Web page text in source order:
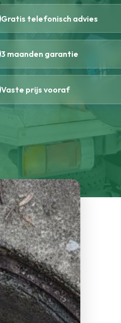
Gratis telefonisch advies
3 maanden garantie
Vaste prijs vooraf